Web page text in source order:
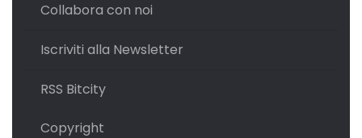
Collabora con noi
Iscriviti alla Newsletter
RSS Bitcity
Copyright